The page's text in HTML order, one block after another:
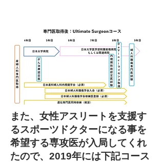
また、女性アスリートを支援す
るスポーツドクターになる事を
希望する専攻医が入局してくれ
たので、2019年には下記コース